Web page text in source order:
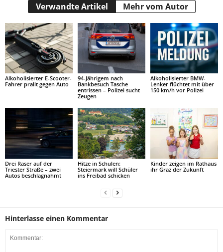
Verwandte Artikel Mehr vom Autor
Alkoholisierter E-Scooter-
Fahrer prallt gegen Auto
94-Jährigem nach
Bankbesuch Tasche
entrissen – Polizei sucht
Zeugen
Alkoholisierter BMW-
Lenker flüchtet mit über
150 km/h vor Polizei
Drei Raser auf der
Triester Straße – zwei
Autos beschlagnahmt
Hitze in Schulen:
Steiermark will Schüler
ins Freibad schicken
Kinder zeigen im Rathaus
ihr Graz der Zukunft
Hinterlasse einen Kommentar